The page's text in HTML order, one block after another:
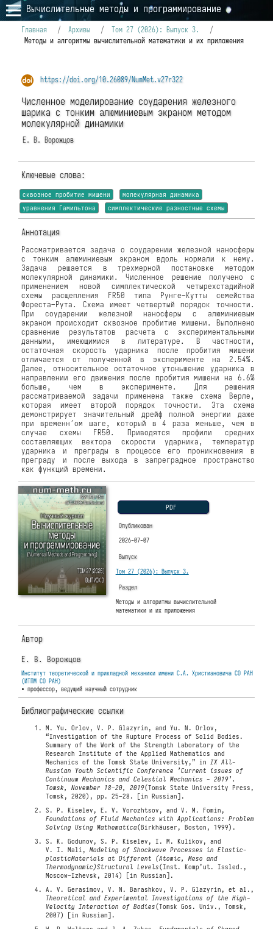
Вычислительные методы и программирование
Главная / Архивы / Том 27 (2026): Выпуск 3.
/
Методы и алгоритмы вычислительной математики и их приложения
https://doi.org/10.26089/NumMet.v27r322
Численное моделирование соударения железного
шарика с тонким алюминиевым экраном методом
молекулярной динамики
Е. В. Ворожцов
Ключевые слова:
сквозное пробитие мишени
молекулярная динамика
уравнения Гамильтона
симплектические разностные схемы
Аннотация
Рассматривается задача о соударении железной наносферы
с тонким алюминиевым экраном вдоль нормали к нему.
Задача решается в трехмерной постановке методом
молекулярной динамики. Численное решение получено с
применением новой симплектической четырехстадийной
схемы расщепления FR50 типа Рунге–Кутты семейства
Фореста–Рута. Схема имеет четвертый порядок точности.
При соударении железной наносферы с алюминиевым
экраном происходит сквозное пробитие мишени. Выполнено
сравнение результатов расчета с экспериментальными
данными, имеющимися в литературе. В частности,
остаточная скорость ударника после пробития мишени
отличается от полученной в эксперименте на 2.54%.
Далее, относительное остаточное утоньшение ударника в
направлении его движения после пробития мишени на 6.6%
больше, чем в эксперименте. Для решения
рассматриваемой задачи применена также схема Верле,
которая имеет второй порядок точности. Эта схема
демонстрирует значительный дрейф полной энергии даже
при временн´ом шаге, который в 4 раза меньше, чем в
случае схемы FR50. Приводятся профили средних
составляющих вектора скорости ударника, температур
ударника и преграды в процессе его проникновения в
преграду и после выхода в запреградное пространство
как функций времени.
PDF
Опубликован
2026-07-07
Выпуск
Том 27 (2026): Выпуск 3.
Раздел
Методы и алгоритмы вычислительной
математики и их приложения
Автор
Е. В. Ворожцов
Институт теоретической и прикладной механики имени С.А. Христиановича СО РАН
(ИТПМ СО РАН)
• профессор, ведущий научный сотрудник
Библиографические ссылки
M. Yu. Orlov, V. P. Glazyrin, and Yu. N. Orlov,
“Investigation of the Rupture Process of Solid Bodies.
Summary of the Work of the Strength Laboratory of the
Research Institute of the Applied Mathematics and
Mechanics of the Tomsk State University,” inIX All-
Russian Youth Scientific Conference ’Current issues of
Continuum Mechanics and Celestial Mechanics - 2019’.
Tomsk, November 18–20, 2019(Tomsk State University Press,
Tomsk, 2020), pp. 25–28. [in Russian].
S. P. Kiselev, E. V. Vorozhtsov, and V. M. Fomin,
Foundations of Fluid Mechanics with Applications: Problem
Solving Using Mathematica(Birkhäuser, Boston, 1999).
S. K. Godunov, S. P. Kiselev, I. M. Kulikov, and
V. I. Mali,Modeling of Shockwave Processes in Elastic-
plasticMaterials at Different (Atomic, Meso and
Thermodynamic)Structural Levels(Inst. Komp’ut. Issled.,
Moscow–Izhevsk, 2014) [in Russian].
A. V. Gerasimov, V. N. Barashkov, V. P. Glazyrin, et al.,
Theoretical and Experimental Investigations of the High-
Velocity Interaction of Bodies(Tomsk Gos. Univ., Tomsk,
2007) [in Russian].